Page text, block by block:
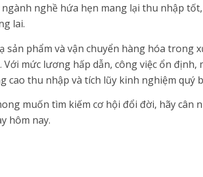
nghề hứa hẹn mang lại thu nhập
lai.
sản phẩm và vận chuyển hàng hóa trong
mức lương hấp dẫn, công việc ổn định,
cao thu nhập và tích lũy kinh nghiệm quý
muốn tìm kiếm cơ hội đổi đời, hãy cân
hôm nay.